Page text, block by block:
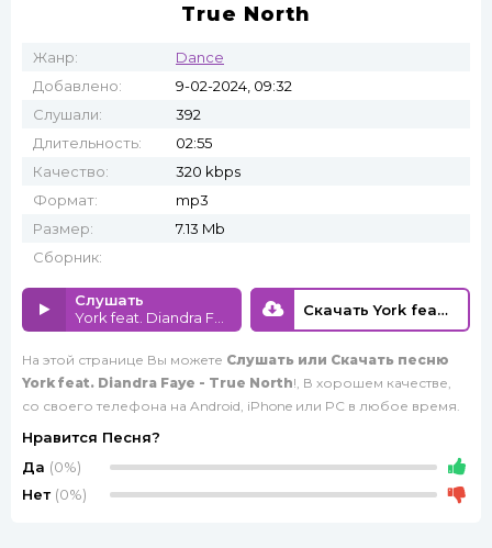
True North
Жанр:
Dance
Добавлено:
9-02-2024, 09:32
Слушали:
392
Длительность:
02:55
Качество:
320 kbps
Формат:
mp3
Размер:
7.13 Mb
Сборник:
Слушать
Скачать York feat. Diandra Faye - True North
На этой странице Вы можете Слушать или Скачать песню
York feat. Diandra Faye - True North!, В хорошем качестве,
со своего телефона на Android, iPhone или PC в любое время.
Нравится Песня?
Да (0%)
Нет (0%)